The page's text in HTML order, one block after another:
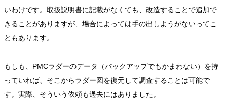
いわけです。取扱説明書に記載がなくても、改造することで追加で
きることがありますが、場合によっては手の出しようがないってこ
ともあります。
もしも、PMCラダーのデータ（バックアップでもかまわない）を持
っていれば、そこからラダー図を復元して調査することは可能で
す。実際、そういう依頼も過去にはありました。